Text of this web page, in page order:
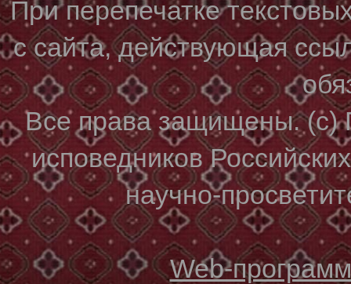
При перепечатке
с сайта, действующая
Все права защищены. (с)
исповедников
научно-
Web-